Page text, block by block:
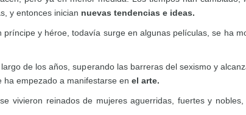
y entonces inician nuevas tendencias e ideas.
y héroe, todavía surge en algunas películas, se ha
de los años, superando las barreras del sexismo y
empezado a manifestarse en el arte.
vivieron reinados de mujeres aguerridas, fuertes y